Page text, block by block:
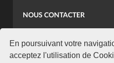
En poursuivant votre
acceptez l'utilisation de
NOUS CONTACTER
koaci@yahoo.fr
+225 07 08 85 52 93